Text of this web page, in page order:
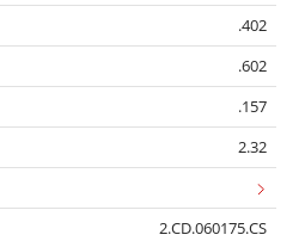
.402
.602
.157
2.32
2.CD.060175.CS